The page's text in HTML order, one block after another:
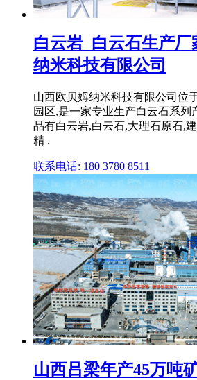
白云岩_白云石生产
纳米科技有限公司
山西欧贝姆纳米科技有限公司位
园区,是一家专业生产白云石系列
品有白云岩,白云石,大理石原石,
精 .
联系电话: 180 3780 8511
山西吕梁年产45万吨